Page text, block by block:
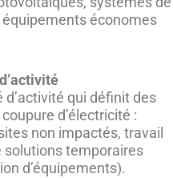
équipements économes
d’activité qui définit des
d’électricité :
non impactés, travail
solutions temporaires
d’équipements).